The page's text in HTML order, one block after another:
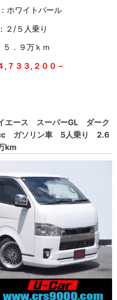
ホワイトパール
２/５人乗り
５．９万ｋｍ
,７３３,２００－
ース スーパーGL ダーク
ガソリン車 5人乗り 2.6
km